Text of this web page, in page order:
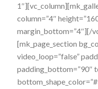
column=”4″
margin_bottom=”4″][/
[mk_page_section
video_loop=”false”
padding_bottom=”90″